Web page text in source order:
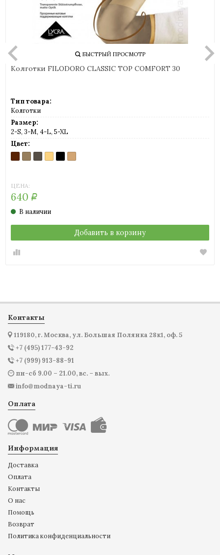
БЫСТРЫЙ ПРОСМОТР
Колготки FILODORO CLASSIC TOP COMFORT 30
Тип товара:
Колготки
Размер:
2-S, 3-M, 4-L, 5-XL
Цвет:
CAPPUCCINO
(шоколад)
GLACE
(легкий
MINERAL
(серо-
NABUK
(телесный)
NERO
(черный)
PLAYA
(светло-
ЦЕНА:
640 Р
В наличии
Добавить в корзину
Контакты
119180, г. Москва, ул. Большая Полянка 28к1, оф. 5
+7 (495) 177-43-92
+7 (999) 913-88-91
пн-сб 9.00 – 21.00, вс. – вых.
info@modnaya-ti.ru
Оплата
Информация
Доставка
Оплата
Контакты
О нас
Помощь
Возврат
Политика конфиденциальности